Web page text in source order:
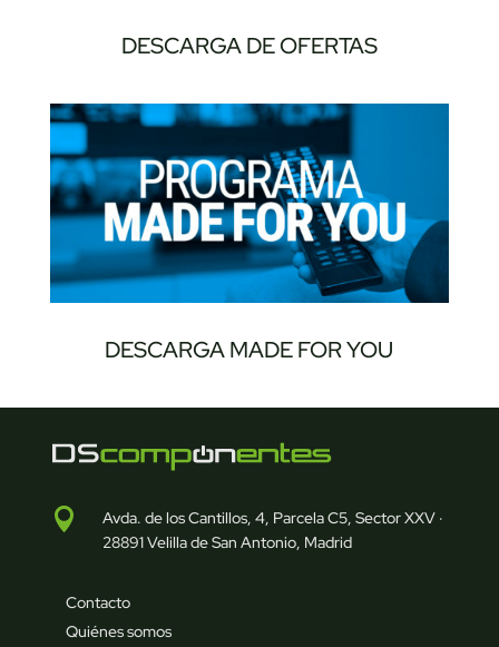
DESCARGA DE OFERTAS
DESCARGA MADE FOR YOU

Avda. de los Cantillos, 4, Parcela C5, Sector XXV ·
28891 Velilla de San Antonio, Madrid
Contacto
Quiénes somos